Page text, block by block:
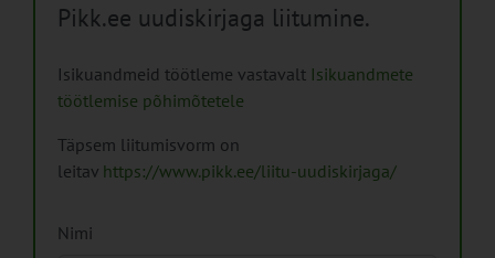
Pikk.ee uudiskirjaga liitumine.
Isikuandmeid töötleme vastavalt Isikuandmete
töötlemise põhimõtetele
Täpsem liitumisvorm on
leitav https://www.pikk.ee/liitu-uudiskirjaga/
Nimi